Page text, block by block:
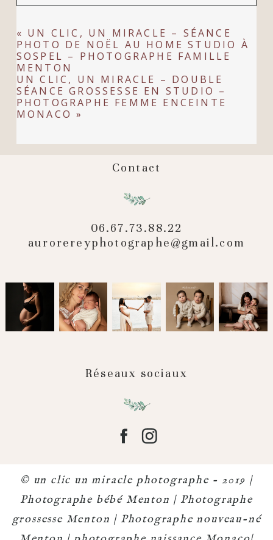
Your email is never published or shared.
Required fields are marked *
POST COMMENT
« UN CLIC, UN MIRACLE – SÉANCE
PHOTO DE NOËL AU HOME STUDIO À
SOSPEL – PHOTOGRAPHE FAMILLE
MENTON
UN CLIC, UN MIRACLE – DOUBLE
SÉANCE GROSSESSE EN STUDIO –
PHOTOGRAPHE FEMME ENCEINTE
MONACO »
Contact
06.67.73.88.22
aurorereyphotographe@gmail.com
Réseaux sociaux
© un clic un miracle photographe - 2019 |
Photographe bébé Menton | Photographe
grossesse Menton | Photographe nouveau-né